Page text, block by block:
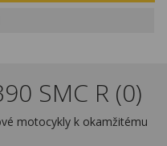
SMC R (0)
motocykly k okamžitému